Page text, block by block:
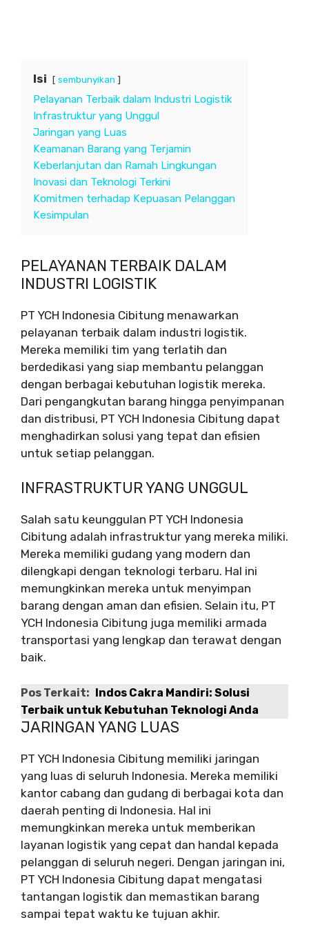
Isi sembunyikan
Pelayanan Terbaik dalam Industri Logistik
Infrastruktur yang Unggul
Jaringan yang Luas
Keamanan Barang yang Terjamin
Keberlanjutan dan Ramah Lingkungan
Inovasi dan Teknologi Terkini
Komitmen terhadap Kepuasan Pelanggan
Kesimpulan
PELAYANAN TERBAIK DALAM
INDUSTRI LOGISTIK
PT YCH Indonesia Cibitung menawarkan
pelayanan terbaik dalam industri logistik.
Mereka memiliki tim yang terlatih dan
berdedikasi yang siap membantu pelanggan
dengan berbagai kebutuhan logistik mereka.
Dari pengangkutan barang hingga penyimpanan
dan distribusi, PT YCH Indonesia Cibitung dapat
menghadirkan solusi yang tepat dan efisien
untuk setiap pelanggan.
INFRASTRUKTUR YANG UNGGUL
Salah satu keunggulan PT YCH Indonesia
Cibitung adalah infrastruktur yang mereka miliki.
Mereka memiliki gudang yang modern dan
dilengkapi dengan teknologi terbaru. Hal ini
memungkinkan mereka untuk menyimpan
barang dengan aman dan efisien. Selain itu, PT
YCH Indonesia Cibitung juga memiliki armada
transportasi yang lengkap dan terawat dengan
baik.
Pos Terkait: Indos Cakra Mandiri: Solusi
Terbaik untuk Kebutuhan Teknologi Anda
JARINGAN YANG LUAS
PT YCH Indonesia Cibitung memiliki jaringan
yang luas di seluruh Indonesia. Mereka memiliki
kantor cabang dan gudang di berbagai kota dan
daerah penting di Indonesia. Hal ini
memungkinkan mereka untuk memberikan
layanan logistik yang cepat dan handal kepada
pelanggan di seluruh negeri. Dengan jaringan ini,
PT YCH Indonesia Cibitung dapat mengatasi
tantangan logistik dan memastikan barang
sampai tepat waktu ke tujuan akhir.